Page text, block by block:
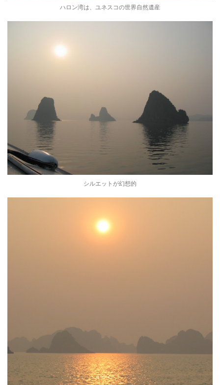
ハロン湾は、ユネスコの世界自然遺産
シルエットが幻想的